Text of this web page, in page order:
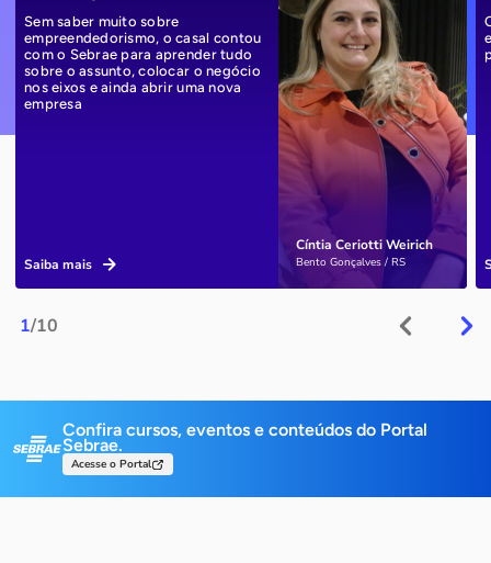
1/10
Cíntia Ceriotti Weirich
Bento Gonçalves / RS
Sem saber muito sobre
empreendedorismo, o casal contou
com o Sebrae para aprender tudo
sobre o assunto, colocar o negócio
nos eixos e ainda abrir uma nova
empresa
Saiba mais
Confira cursos, eventos e conteúdos do Portal
Sebrae.
Acesse o Portal